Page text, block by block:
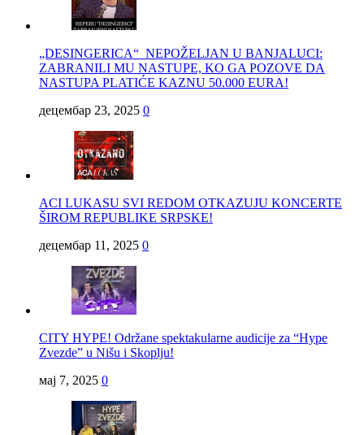
„DESINGERICA“ NEPOŽELJAN U BANJALUCI:
ZABRANILI MU NASTUPE, KO GA POZOVE DA
NASTUPA PLATIĆE KAZNU 50.000 EURA!
децембар 23, 2025 0
ACI LUKASU SVI REDOM OTKAZUJU KONCERTE
ŠIROM REPUBLIKE SRPSKE!
децембар 11, 2025 0
CITY HYPE! Održane spektakularne audicije za “Hype
Zvezde” u Nišu i Skoplju!
мај 7, 2025 0